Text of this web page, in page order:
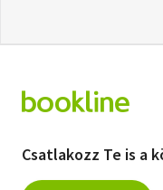
Csatlakozz Te is a